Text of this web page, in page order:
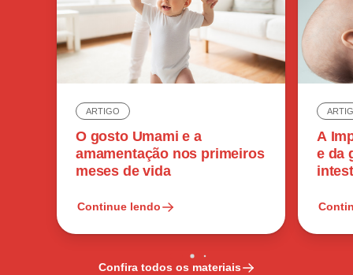
ARTIGO
O gosto Umami e a
amamentação nos primeiros
meses de vida
Continue lendo
A
e da
Confira todos os materiais